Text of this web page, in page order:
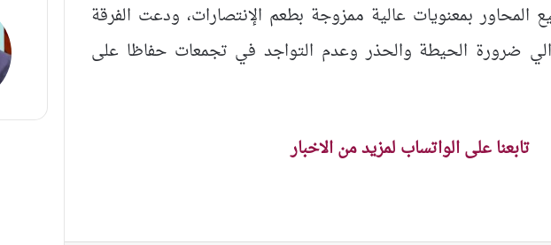
بمعنويات عالية ممزوجة بطعم الإنتصارات، ودعت الفرقة
الي ضرورة الحيطة والحذر وعدم التواجد في تجمعات حفاظا على
تابعنا على الواتساب لمزيد من الاخبار